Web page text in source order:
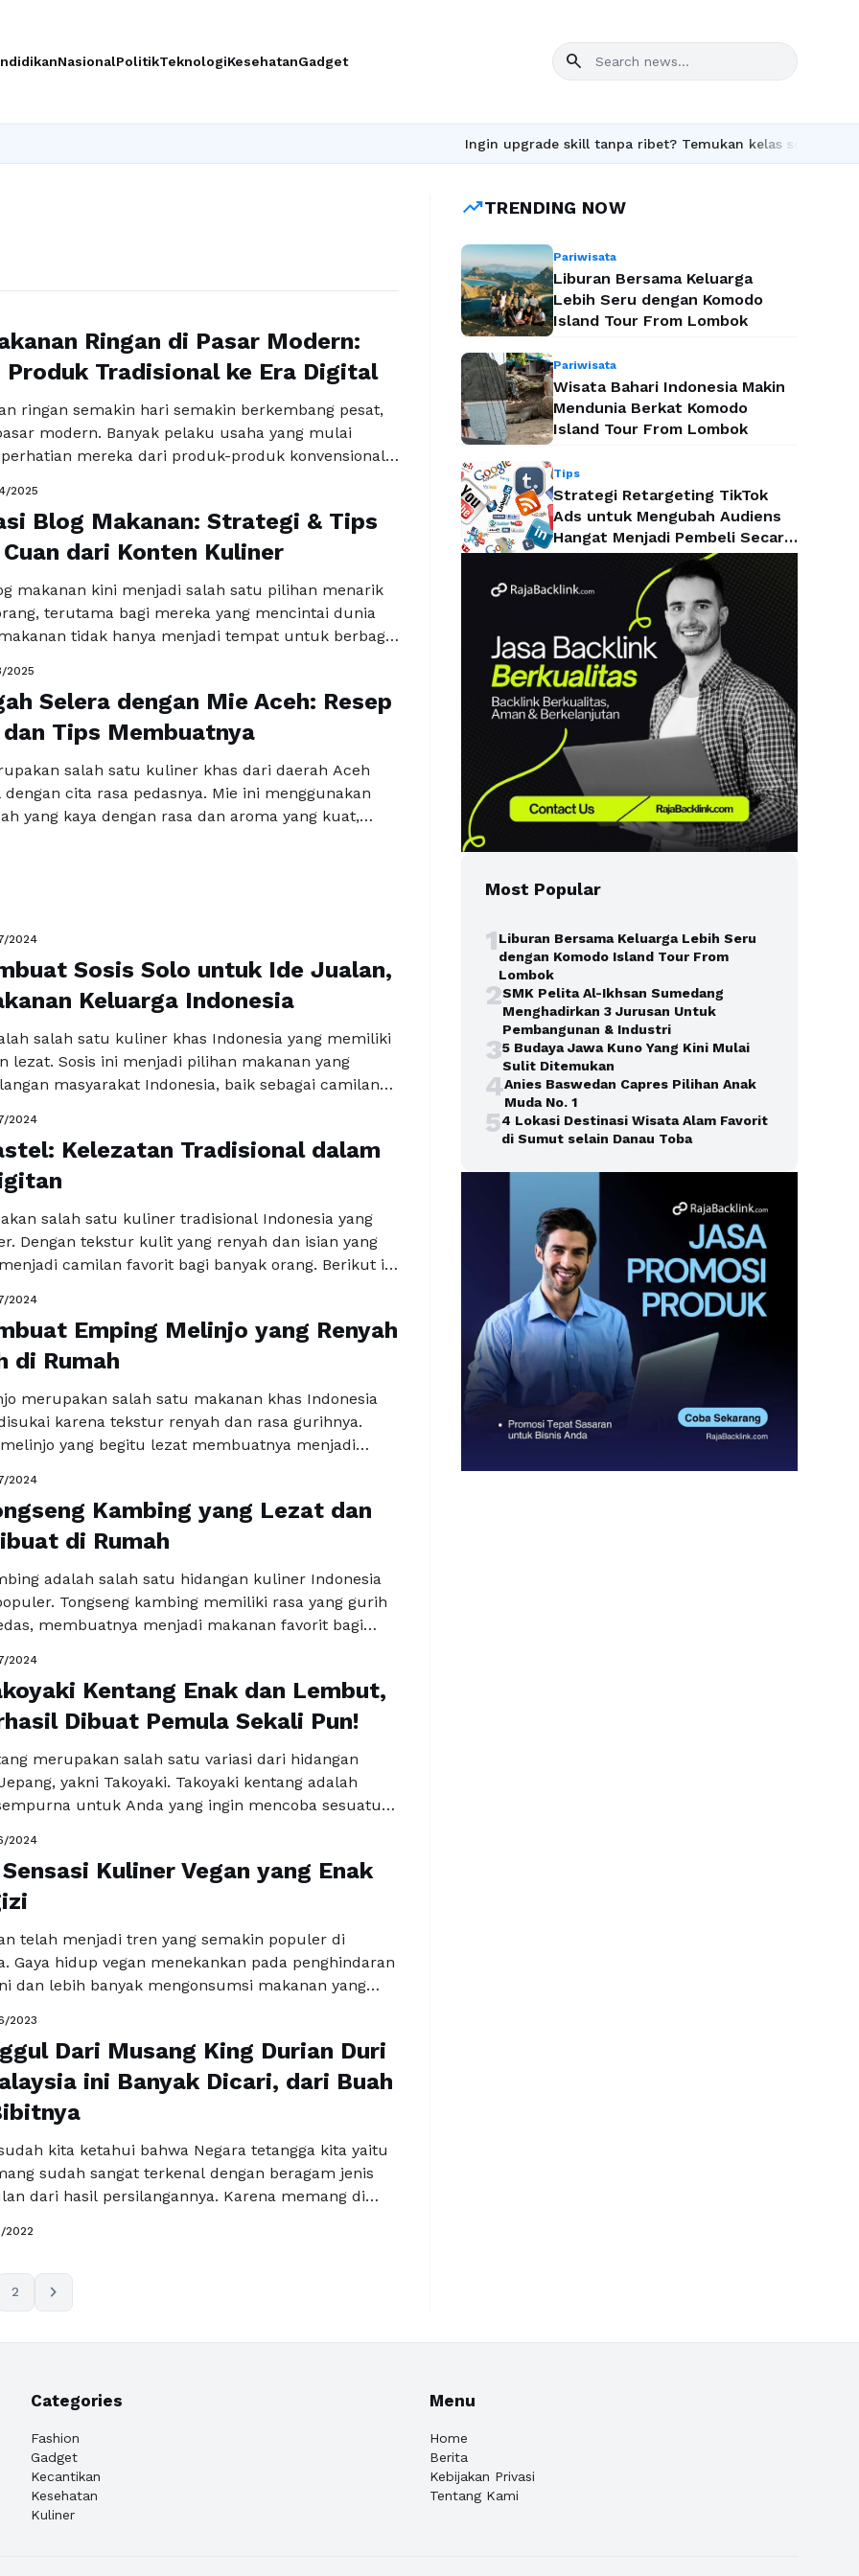
NasionalPolitikTeknologiKesehatanGadget search
Ingin upgrade skill tanpa ribet? Temukan kelas seru dan materi
Ringan di Pasar Modern:
Tradisional ke Era Digital
ringan semakin hari semakin berkembang pesat,
modern. Banyak pelaku usaha yang mulai
mereka dari produk-produk konvensional
bukan hanya menjadi teman nonton atau camilan
juga memiliki potensi besar untuk dijadikan
pendapatan yang menjanjikan. …Baca
2025
Blog Makanan: Strategi & Tips
dari Konten Kuliner
makanan kini menjadi salah satu pilihan menarik
terutama bagi mereka yang mencintai dunia
tidak hanya menjadi tempat untuk berbagi
menjanjikan. Jika Anda seorang food blogger,
memahami bagaimana monetisasi blog makanan
dengan strategi …Baca Selengkapnya
2025
Selera dengan Mie Aceh: Resep
Tips Membuatnya
salah satu kuliner khas dari daerah Aceh
cita rasa pedasnya. Mie ini menggunakan
yang kaya dengan rasa dan aroma yang kuat,
2024
Sosis Solo untuk Ide Jualan,
Keluarga Indonesia
salah satu kuliner khas Indonesia yang memiliki
lezat. Sosis ini menjadi pilihan makanan yang
masyarakat Indonesia, baik sebagai camilan
menambah variasi menu makanan keluarga,
Solo bisa menjadi pilihan yang menarik. Berikut ini
2024
Kelezatan Tradisional dalam
salah satu kuliner tradisional Indonesia yang
Dengan tekstur kulit yang renyah dan isian yang
camilan favorit bagi banyak orang. Berikut ini
Bahan-bahan yang diperlukan untuk membuat
tepung terigu, mentega, air, garam, minyak
putih, …Baca Selengkapnya
2024
Emping Melinjo yang Renyah
di Rumah
merupakan salah satu makanan khas Indonesia
karena tekstur renyah dan rasa gurihnya.
yang begitu lezat membuatnya menjadi
tidak semua orang tahu bagaimana cara membuat
yang renyah dan gurih di rumah. Berikut adalah
demi langkah …Baca Selengkapnya
2024
Kambing yang Lezat dan
di Rumah
adalah salah satu hidangan kuliner Indonesia
Tongseng kambing memiliki rasa yang gurih
membuatnya menjadi makanan favorit bagi
juga bisa dibuat di rumah dengan cepat dan
ini adalah resep tongseng kambing yang lezat dan
Anda …Baca Selengkapnya
2024
Kentang Enak dan Lembut,
Dibuat Pemula Sekali Pun!
merupakan salah satu variasi dari hidangan
yakni Takoyaki. Takoyaki kentang adalah
untuk Anda yang ingin mencoba sesuatu
dengan keluarga atau teman-teman. Meskipun
takoyaki kentang sebenarnya mudah untuk
oleh pemula sekalipun. Berikut …
2024
Kuliner Vegan yang Enak
telah menjadi tren yang semakin populer di
Gaya hidup vegan menekankan pada penghindaran
dan lebih banyak mengonsumsi makanan yang
terbatas dalam variasi dan rasa, namun faktanya,
dapat menawarkan sensasi yang lezat dan bergizi.
ini, kita akan …Baca Selengkapnya
2023
Dari Musang King Durian Duri
ini Banyak Dicari, dari Buah
kita ketahui bahwa Negara tetangga kita yaitu
sudah sangat terkenal dengan beragam jenis
dari hasil persilangannya. Karena memang di
kita dengar durian dari Malaysia pastinya yang
…
Baca Selengkapnya
2022
2 chevron_right
trending_upTRENDING NOW
Pariwisata
Liburan Bersama Keluarga
Lebih Seru dengan Komodo
Island Tour From Lombok
Pariwisata
Wisata Bahari Indonesia Makin
Mendunia Berkat Komodo
Island Tour From Lombok
Tips
Strategi Retargeting TikTok
Ads untuk Mengubah Audiens
Hangat Menjadi Pembeli Secara
Efektif
Most Popular
1Liburan Bersama Keluarga Lebih Seru
dengan Komodo Island Tour From
Lombok
2SMK Pelita Al-Ikhsan Sumedang
Menghadirkan 3 Jurusan Untuk
Pembangunan & Industri
35 Budaya Jawa Kuno Yang Kini Mulai
Sulit Ditemukan
4Anies Baswedan Capres Pilihan Anak
Muda No. 1
54 Lokasi Destinasi Wisata Alam Favorit
di Sumut selain Danau Toba
Categories
Fashion
Gadget
Kecantikan
Kesehatan
Kuliner
Menu
Home
Berita
Kebijakan Privasi
Tentang Kami